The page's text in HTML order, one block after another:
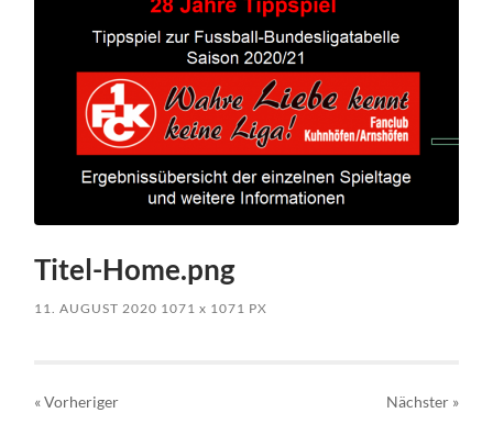
Titel-Home.png
11. AUGUST 2020 1071x 1071 PX
« Vorheriger Nächster »